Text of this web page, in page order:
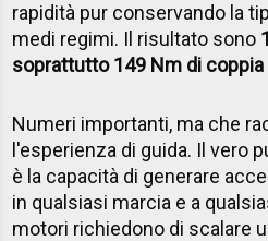
rapidità pur conservando la
medi regimi. Il risultato sono
soprattutto 149 Nm di
Numeri importanti, ma che
l'esperienza di guida. Il vero
è la capacità di generare
in qualsiasi marcia e a
motori richiedono di scalare